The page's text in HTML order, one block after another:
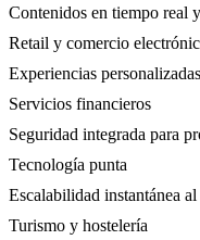
Contenidos en tiempo real
Retail y comercio
Experiencias
Servicios financieros
Seguridad integrada para
Tecnología punta
Escalabilidad instantánea
Turismo y hostelería